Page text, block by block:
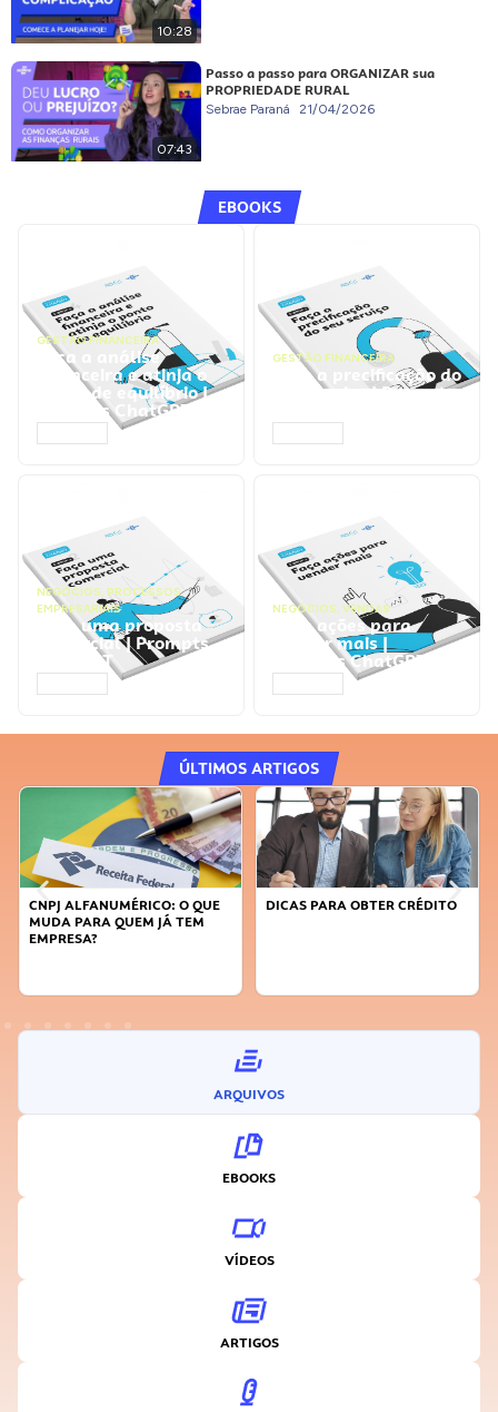
10:28
07:43
Passo a passo para ORGANIZAR sua
PROPRIEDADE RURAL
Sebrae Paraná 21/04/2026
EBOOKS
GESTÃO FINANCEIRA
Faça a análise
financeira e atinja o
ponto de equilíbrio |
Prompts ChatGPT
GESTÃO FINANCEIRA
Faça a precificação do
seu serviço | Prompts
NEGÓCIOS, PROCESSOS
EMPRESARIAIS
Faça uma proposta
comercial | Prompts
ChatGPT
NEGÓCIOS, VENDAS
Faça ações para
vender mais |
Prompts ChatGPT
ÚLTIMOS ARTIGOS
CNPJ ALFANUMÉRICO: O QUE
MUDA PARA QUEM JÁ TEM
EMPRESA?
DICAS PARA OBTER CRÉDITO
ARQUIVOS
EBOOKS
VÍDEOS
ARTIGOS